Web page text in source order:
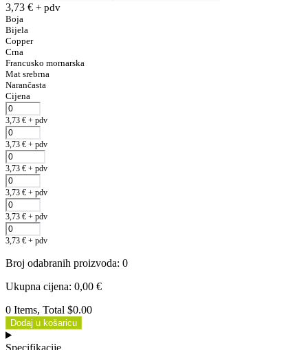
3,73 € + pdv
Boja
Bijela
Copper
Crna
Francusko mornarska
Mat srebrna
Narančasta
Cijena
3,73 € + pdv
3,73 € + pdv
3,73 € + pdv
3,73 € + pdv
3,73 € + pdv
3,73 € + pdv
Broj odabranih proizvoda: 0
Ukupna cijena: 0,00 €
0 Items, Total $0.00
Dodaj u košaricu
Specifikacije